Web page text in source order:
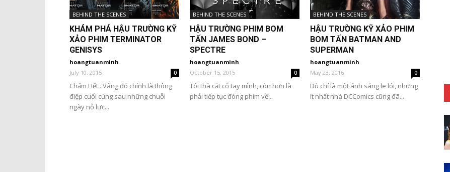
BEHIND THE SCENES
KHÁM PHÁ HẬU TRƯỜNG KỸ
XẢO PHIM TERMINATOR
GENISYS
hoangtuanminh
July 10, 2015
0
Chấm Hết...Vâng đó chính là thông
điệp cuối cùng sau những chuỗi
ngày nỗ lực...
BEHIND THE SCENES
HẬU TRƯỜNG PHIM BOM
TẤN JAMES BOND –
SPECTRE
hoangtuanminh
October 15, 2015
0
Tôi thà cắt cổ tay mình, còn hơn là
phải tiếp tục đóng phim về...
BEHIND THE SCENES
HẬU TRƯỜNG KỸ XẢO PHIM
BOM TẤN BATMAN AND
SUPERMAN
hoangtuanminh
May 23, 2016
0
Dù chỉ là một ánh sáng le lói, nhưng
ít nhất nhà DCComics cũng đã...